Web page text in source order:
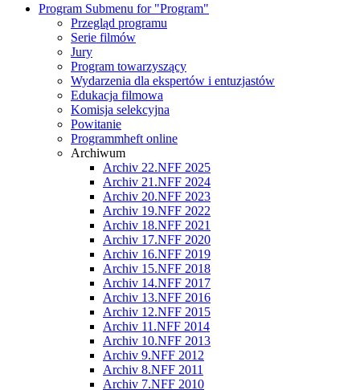
Program Submenu for "Program"
Przegląd programu
Serie filmów
Jury
Program towarzyszący
Wydarzenia dla ekspertów i entuzjastów
Edukacja filmowa
Komisja selekcyjna
Powitanie
Programmheft online
Archiwum
Archiv 22.NFF 2025
Archiv 21.NFF 2024
Archiv 20.NFF 2023
Archiv 19.NFF 2022
Archiv 18.NFF 2021
Archiv 17.NFF 2020
Archiv 16.NFF 2019
Archiv 15.NFF 2018
Archiv 14.NFF 2017
Archiv 13.NFF 2016
Archiv 12.NFF 2015
Archiv 11.NFF 2014
Archiv 10.NFF 2013
Archiv 9.NFF 2012
Archiv 8.NFF 2011
Archiv 7.NFF 2010